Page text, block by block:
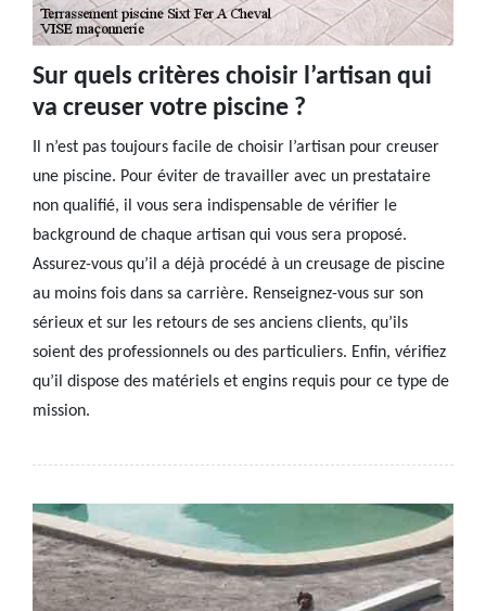
Sur quels critères choisir l’artisan qui
va creuser votre piscine ?
Il n’est pas toujours facile de choisir l’artisan pour creuser
une piscine. Pour éviter de travailler avec un prestataire
non qualifié, il vous sera indispensable de vérifier le
background de chaque artisan qui vous sera proposé.
Assurez-vous qu’il a déjà procédé à un creusage de piscine
au moins fois dans sa carrière. Renseignez-vous sur son
sérieux et sur les retours de ses anciens clients, qu’ils
soient des professionnels ou des particuliers. Enfin, vérifiez
qu’il dispose des matériels et engins requis pour ce type de
mission.